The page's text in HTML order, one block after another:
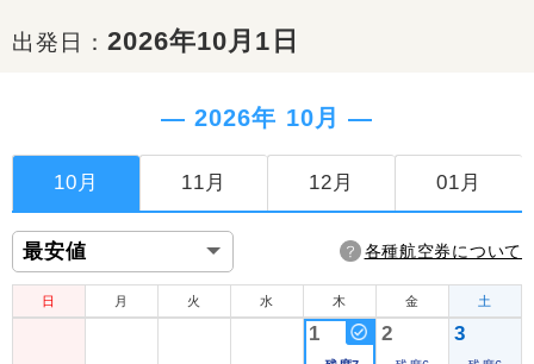
出発日： 2026年10月1日
― 2026年 10月 ―
10月 11月 12月 01月
各種航空券について
日 月 火 水 木 金 土
1 2 3